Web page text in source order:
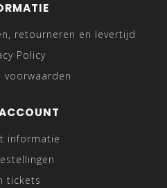
retourneren en levertijd
Policy
voorwaarden
informatie
tickets